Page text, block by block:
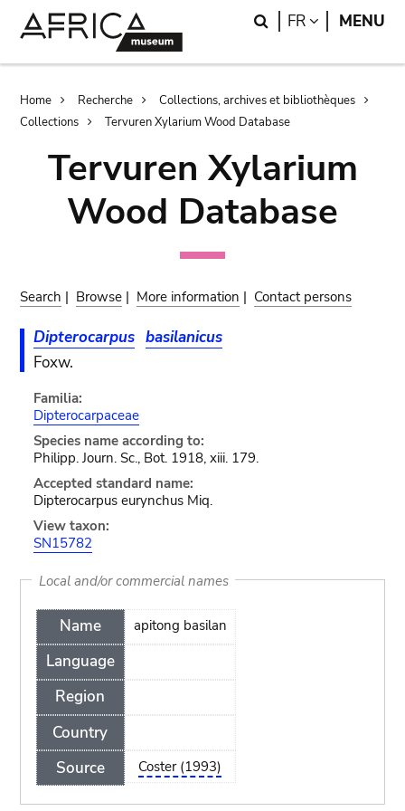
Search
FR LANGUAGE
MENU
Breadcrumb
Home Recherche
Collections, archives et bibliothèques
Collections
Tervuren Xylarium Wood Database
Tervuren Xylarium
Wood Database
Search | Browse | More information | Contact persons
Dipterocarpus basilanicus
Foxw.
Familia:
Dipterocarpaceae
Species name according to:
Philipp. Journ. Sc., Bot. 1918, xiii. 179.
Accepted standard name:
Dipterocarpus eurynchus Miq.
View taxon:
SN15782
Local and/or commercial names
Name
Language
Region
Country
Source
apitong basilan
Coster (1993)